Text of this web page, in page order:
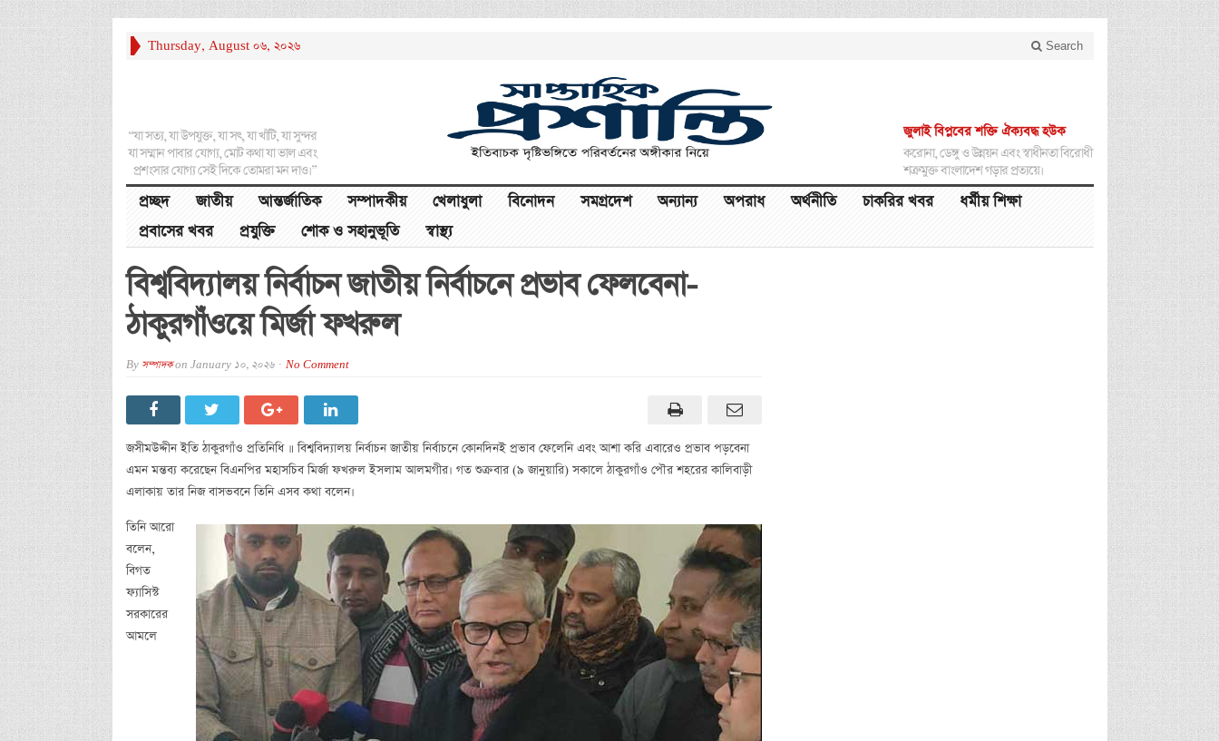
Thursday, August 06, 2026 Search
“যা সত্য, যা উপযুক্ত, যা সৎ, যা খাঁটি, যা সুন্দর
যা সম্মান পাবার যোগ্য, মোট কথা যা ভাল এবং
প্রশংসার যোগ্য সেই দিকে তোমরা মন দাও।”
জুলাই বিপ্লবের শক্তি ঐক্যবদ্ধ হউক
করোনা, ডেঙ্গু ও উন্নয়ন এবং স্বাধীনতা বিরোধী
শত্রুমুক্ত বাংলাদেশ গড়ার প্রত্যয়ে।
প্রচ্ছদ জাতীয় আন্তর্জাতিক সম্পাদকীয় খেলাধুলা বিনোদন সমগ্রদেশ অন্যান্য অপরাধ অর্থনীতি চাকরির খবর
ধর্মীয় শিক্ষা
প্রবাসের খবর
প্রযুক্তি শোক ও সহানুভূতি স্বাস্থ্য
বিশ্ববিদ্যালয় নির্বাচন জাতীয় নির্বাচনে প্রভাব ফেলবেনা-
ঠাকুরগাঁওয়ে মির্জা ফখরুল
By সম্পাদকon January 10, 2026 No Comment
জসীমউদ্দীন ইতি ঠাকুরগাঁও প্রতিনিধি ॥ বিশ্ববিদ্যালয় নির্বাচন জাতীয় নির্বাচনে কোনদিনই প্রভাব ফেলেনি এবং আশা করি এবারেও প্রভাব পড়বেনা
এমন মন্তব্য করেছেন বিএনপির মহাসচিব মির্জা ফখরুল ইসলাম আলমগীর। গত শুক্রবার (৯ জানুয়ারি) সকালে ঠাকুরগাঁও পৌর শহরের কালিবাড়ী
এলাকায় তার নিজ বাসভবনে তিনি এসব কথা বলেন।
তিনি আরো
বলেন,
বিগত
ফ্যাসিস্ট
সরকারের
আমলে